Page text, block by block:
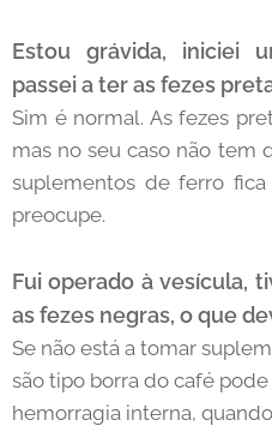
Estou grávida, iniciei
passei a ter as fezes
Sim é normal. As fezes
mas no seu caso não tem
suplementos de ferro
preocupe.
Fui operado à vesícula,
as fezes negras, o que
Se não está a tomar
são tipo borra do café
hemorragia interna,